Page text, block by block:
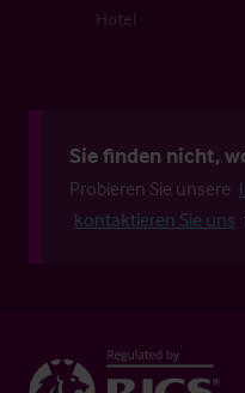
Hotel
Sie finden nicht,
Probieren Sie unsere
kontaktieren Sie uns